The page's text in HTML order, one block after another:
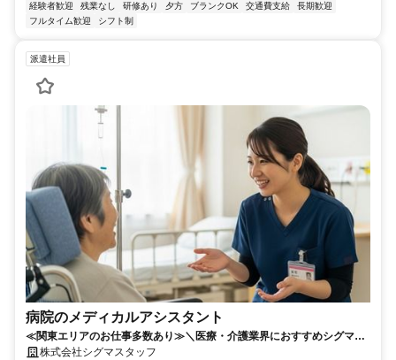
経験者歓迎
残業なし 研修あり 夕方 ブランクOK 交通費支給
長期歓迎
フルタイム歓迎
シフト制
派遣社員
病院のメディカルアシスタント
≪関東エリアのお仕事多数あり≫＼医療・介護業界におすすめシグマス
タッフ☆／履歴書不要
株式会社シグマスタッフ